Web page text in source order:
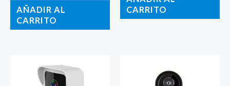
AÑADIR AL
CARRITO
CARRITO